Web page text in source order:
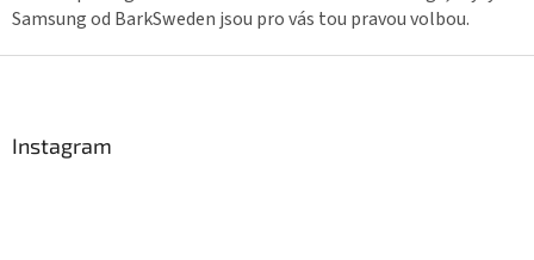
Samsung od BarkSweden jsou pro vás tou pravou volbou.
Instagram